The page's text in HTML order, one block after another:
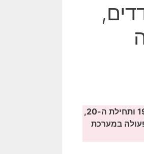
תקציר: גל רציחות הבודדים היום מזכיר את גל רציחות האנרכיסטים – בסוף המאה ה-19 ותחילת ה-20,
במערכת